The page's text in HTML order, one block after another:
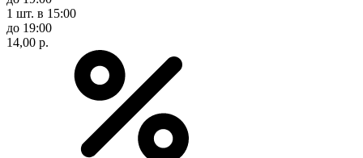
1 шт. в 15:00
до 19:00
14,00 р.